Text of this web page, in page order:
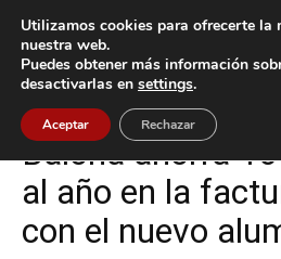
Inicio Baiona
Baiona
Baiona ahorra
al año en la
con el nuevo
Utilizamos cookies para ofrecerte la
nuestra web.
Puedes obtener más información
desactivarlas en settings.
Aceptar Rechazar